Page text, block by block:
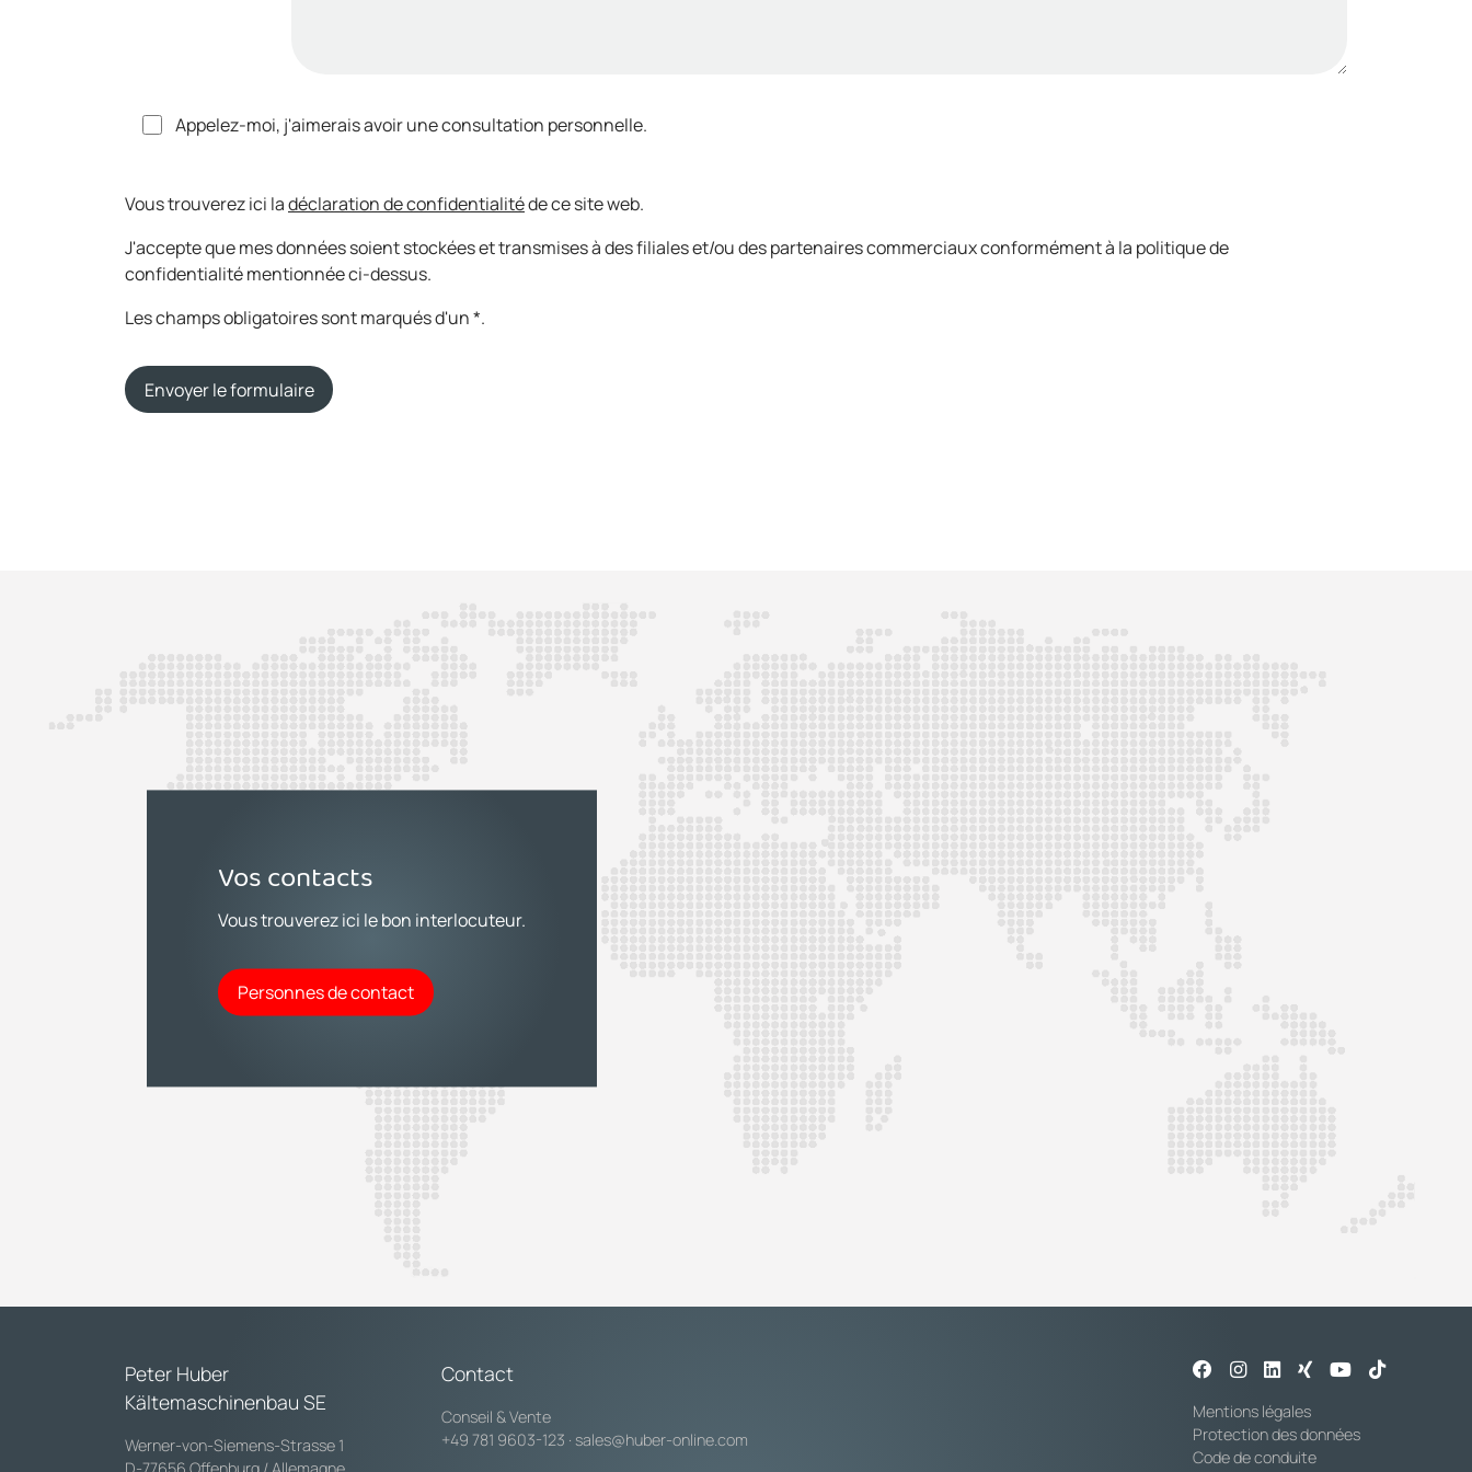
Appelez-moi, j'aimerais avoir une consultation personnelle.
Vous trouverez ici ladéclaration de confidentialitéde ce site web.
J'accepte que mes données soient stockées et transmises à des filiales et/ou des partenaires commerciaux conformément à la politique de
confidentialité mentionnée ci-dessus.
Les champs obligatoires sont marqués d'un *.
Envoyer le formulaire
Vos contacts
Vous trouverez ici le bon interlocuteur.
Personnes de contact
Peter Huber
Kältemaschinenbau SE
Werner-von-Siemens-Strasse 1
Contact
Conseil & Vente
+49 781 9603-123 · sales@huber-online.com
Mentions légales
Protection des données
Code de conduite